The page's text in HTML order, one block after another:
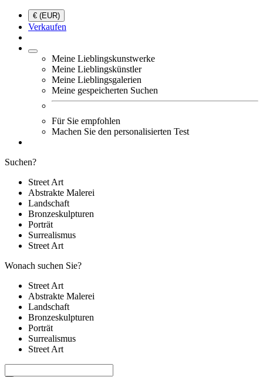
€ (EUR)
Verkaufen
Meine Lieblingskunstwerke
Meine Lieblingskünstler
Meine Lieblingsgalerien
Meine gespeicherten Suchen
Für Sie empfohlen
Machen Sie den personalisierten Test
Suchen?
Street Art
Abstrakte Malerei
Landschaft
Bronzeskulpturen
Porträt
Surrealismus
Street Art
Wonach suchen Sie?
Street Art
Abstrakte Malerei
Landschaft
Bronzeskulpturen
Porträt
Surrealismus
Street Art